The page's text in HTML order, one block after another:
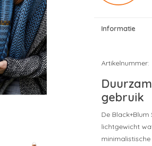
Informatie
Artikelnummer:
gebruik
De
lichtgewicht